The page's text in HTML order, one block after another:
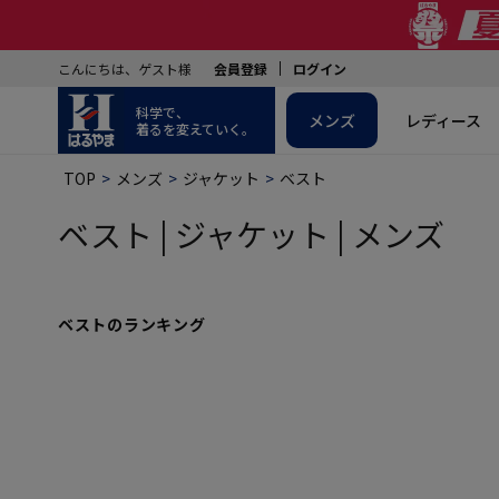
こんにちは、ゲスト様 会員登録 ログイン
科学で、
着るを変えていく。
メンズ レディース
TOP メンズ ジャケット ベスト
ベスト | ジャケット | メンズ
ベストのランキング